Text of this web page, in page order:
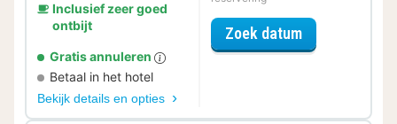
Inclusief zeer goed
ontbijt
Gratis annuleren
Betaal in het hotel
Bekijk details en opties
Zoek datumvoor